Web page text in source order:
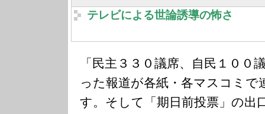
テレビによる世論誘導の怖さ
「民主３３０議席、自民１００
った報道が各紙・各マスコミで
す。そして「期日前投票」の出